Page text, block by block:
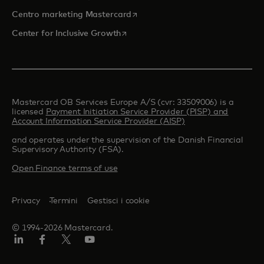
Centro marketing Mastercard si apre in una nuova scheda
Center for Inclusive Growthsi apre in una nuova scheda
Mastercard OB Services Europe A/S (cvr: 33509006) is a
licensed Payment Initiation Service Provider (PISP) and
Account Information Service Provider (AISP)
and operates under the supervision of the Danish Financial
Supervisory Authority (FSA).
Open Finance terms of use
© 1994-2026 Mastercard.
Privacy Termini Gestisci i cookie